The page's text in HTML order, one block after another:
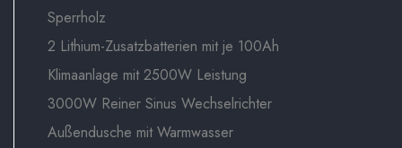
Sperrholz
2 Lithium-Zusatzbatterien mit je 100Ah
Klimaanlage mit 2500W Leistung
3000W Reiner Sinus Wechselrichter
Außendusche mit Warmwasser